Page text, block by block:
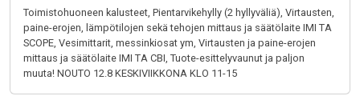
Toimistohuoneen kalusteet, Pientarvikehylly (2 hyllyväliä), Virtausten,
paine-erojen, lämpötilojen sekä tehojen mittaus ja säätölaite IMI TA
SCOPE, Vesimittarit, messinkiosat ym, Virtausten ja paine-erojen
mittaus ja säätölaite IMI TA CBI, Tuote-esittelyvaunut ja paljon
muuta! NOUTO 12.8 KESKIVIIKKONA KLO 11-15